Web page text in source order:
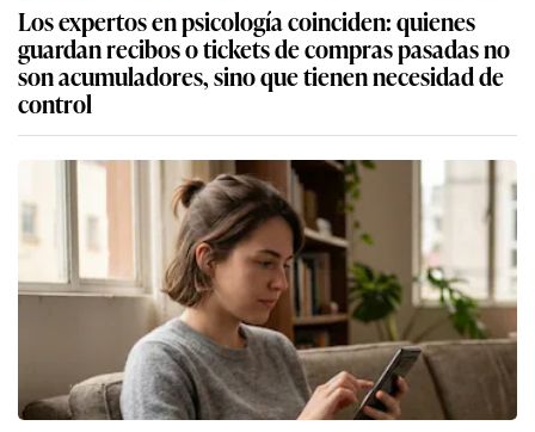
Los expertos en psicología coinciden: quienes
guardan recibos o tickets de compras pasadas no
son acumuladores, sino que tienen necesidad de
control